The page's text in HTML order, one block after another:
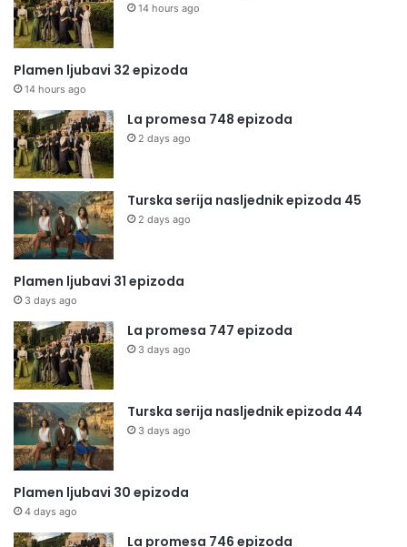
14 hours ago
Plamen ljubavi 32 epizoda
14 hours ago
La promesa 748 epizoda
2 days ago
Turska serija nasljednik epizoda 45
2 days ago
Plamen ljubavi 31 epizoda
3 days ago
La promesa 747 epizoda
3 days ago
Turska serija nasljednik epizoda 44
3 days ago
Plamen ljubavi 30 epizoda
4 days ago
La promesa 746 epizoda